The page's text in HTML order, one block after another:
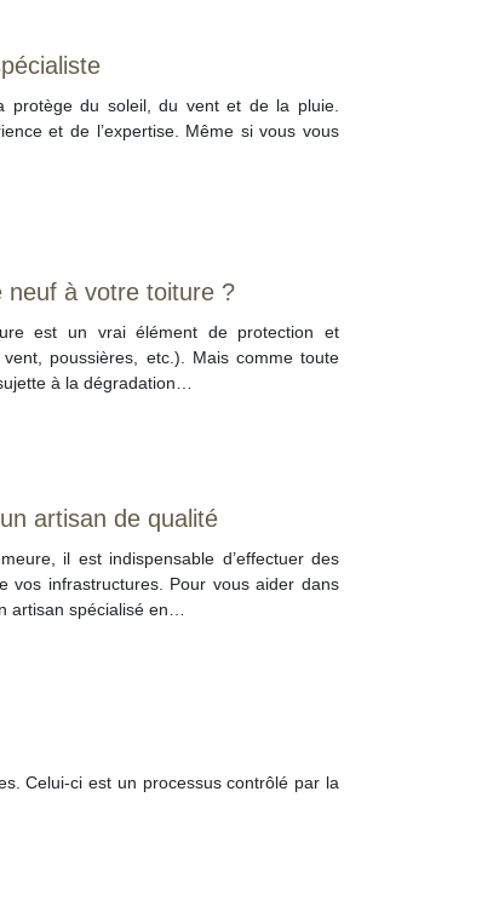
du soleil, du vent et de la pluie.
et de l’expertise. Même si vous vous
neuf à votre toiture ?
est un vrai élément de protection et
poussières, etc.). Mais comme toute
à la dégradation…
artisan de qualité
il est indispensable d’effectuer des
vos infrastructures. Pour vous aider dans
artisan spécialisé en…
Celui-ci est un processus contrôlé par la